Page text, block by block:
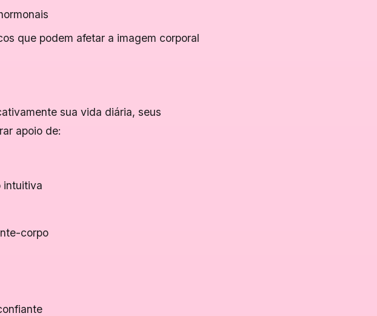
que podem afetar a imagem corporal
sua vida diária, seus
apoio de:
intuitiva
corpo